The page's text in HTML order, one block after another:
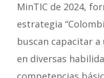
MinTIC de 2024,
estrategia
buscan capacitar
en diversas